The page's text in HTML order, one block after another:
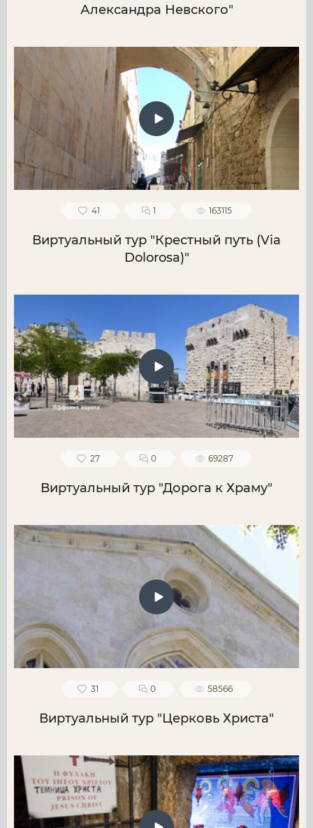
Александра Невского"
41 1 163115
Виртуальный тур "Крестный путь (Via
Dolorosa)"
27 0 69287
Виртуальный тур "Дорога к Храму"
31 0 58566
Виртуальный тур "Церковь Христа"